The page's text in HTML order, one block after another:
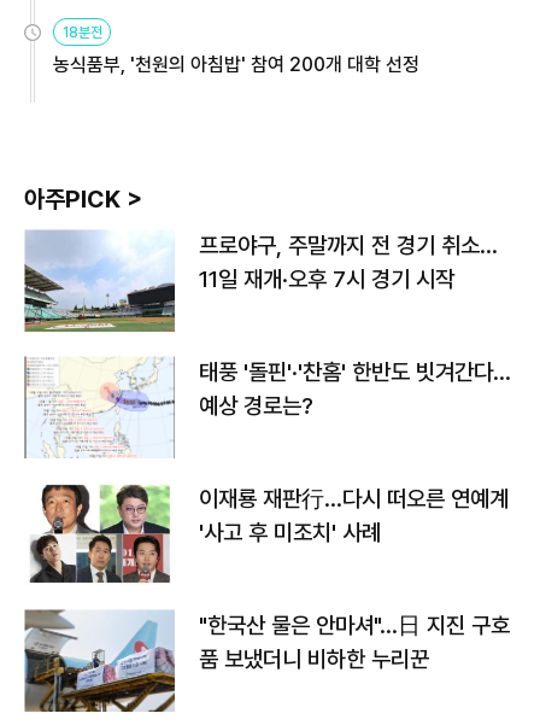
원
18분전
농식품부, '천원의 아침밥' 참여 200개 대학 선정
아주PICK >
프로야구, 주말까지 전 경기 취소…
11일 재개·오후 7시 경기 시작
태풍 '돌핀'·'찬홈' 한반도 빗겨간다…
예상 경로는?
이재룡 재판行…다시 떠오른 연예계
'사고 후 미조치' 사례
"한국산 물은 안마셔"…日 지진 구호
품 보냈더니 비하한 누리꾼